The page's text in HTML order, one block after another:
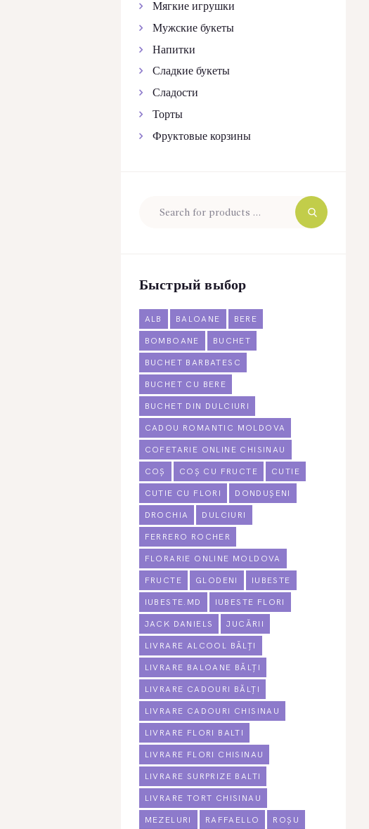
Мягкие игрушки
Мужские букеты
Напитки
Сладкие букеты
Сладости
Торты
Фруктовые корзины
Быстрый выбор
ALB BALOANE BERE
BOMBOANE BUCHET
BUCHET BARBATESC
BUCHET CU BERE
BUCHET DIN DULCIURI
CADOU ROMANTIC MOLDOVA
COFETARIE ONLINE CHISINAU
COȘ COȘ CU FRUCTE CUTIE
CUTIE CU FLORI DONDUȘENI
DROCHIA DULCIURI
FERRERO ROCHER
FLORARIE ONLINE MOLDOVA
FRUCTE GLODENI IUBESTE
IUBESTE.MD IUBESTE FLORI
JACK DANIELS JUCĂRII
LIVRARE ALCOOL BĂLȚI
LIVRARE BALOANE BĂLȚI
LIVRARE CADOURI BĂLȚI
LIVRARE CADOURI CHISINAU
LIVRARE FLORI BALTI
LIVRARE FLORI CHISINAU
LIVRARE SURPRIZE BALTI
LIVRARE TORT CHISINAU
MEZELURI RAFFAELLO ROȘU